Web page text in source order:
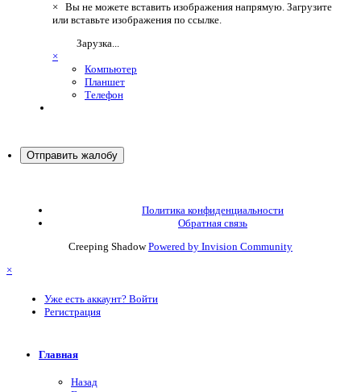
× Вы не можете вставить изображения напрямую. Загрузите
или вставьте изображения по ссылке.
Зарузка...
×
Компьютер
Планшет
Телефон
Отправить жалобу
Политика конфиденциальности
Обратная связь
Creeping Shadow Powered by Invision Community
×
Уже есть аккаунт? Войти
Регистрация
Главная
Назад